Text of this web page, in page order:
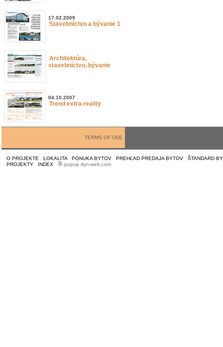
17.02.2009
Stavebníctvo a bývanie 1
Architektúra,
stavebníctvo, bývanie
04.10.2007
Trend extra reality
TERMS OF USE
O PROJEKTE LOKALITA PONUKA BYTOV PREHĽAD PREDAJA BYTOV
ŠTANDARD
PROJEKTY
INDEX popup dyn-web.com